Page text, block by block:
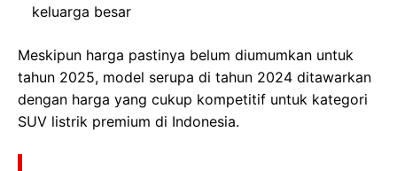
keluarga besar
Meskipun harga pastinya belum diumumkan untuk
tahun 2025, model serupa di tahun 2024 ditawarkan
dengan harga yang cukup kompetitif untuk kategori
SUV listrik premium di Indonesia.